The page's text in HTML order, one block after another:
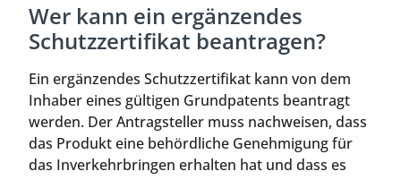
Wer kann ein ergänzendes
Schutzzertifikat beantragen?
Ein ergänzendes Schutzzertifikat kann von dem
Inhaber eines gültigen Grundpatents beantragt
werden. Der Antragsteller muss nachweisen, dass
das Produkt eine behördliche Genehmigung für
das Inverkehrbringen erhalten hat und dass es